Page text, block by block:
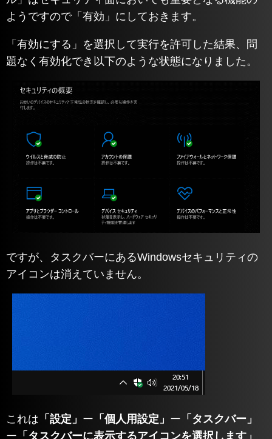
ようですので「有効」にしておきます。
「有効にする」を選択して実行を許可した結果、問
題なく有効化でき以下のような状態になりました。
ですが、タスクバーにあるWindowsセキュリティの
アイコンは消えていません。
これは 「設定」 ー 「個人用設定」 ー 「タスクバー」
ー 「タスクバーに表示するアイコンを選択します」